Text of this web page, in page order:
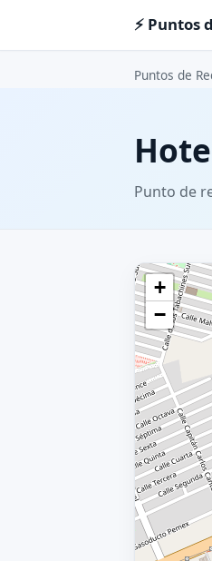
⚡ Puntos
Puntos de
Punto de
+
−